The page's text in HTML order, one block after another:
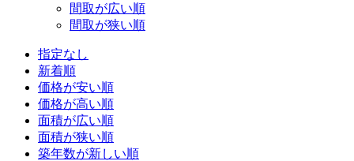
間取が広い順
間取が狭い順
指定なし
新着順
価格が安い順
価格が高い順
面積が広い順
面積が狭い順
築年数が新しい順